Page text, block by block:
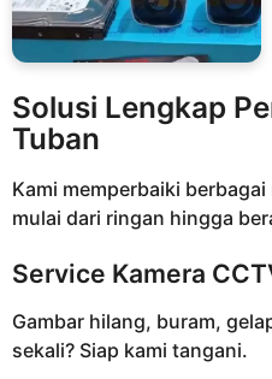
Solusi Lengkap
Tuban
Kami memperbaiki berbagai
mulai dari ringan hingga
Service Kamera
Gambar hilang, buram,
sekali? Siap kami tangani.